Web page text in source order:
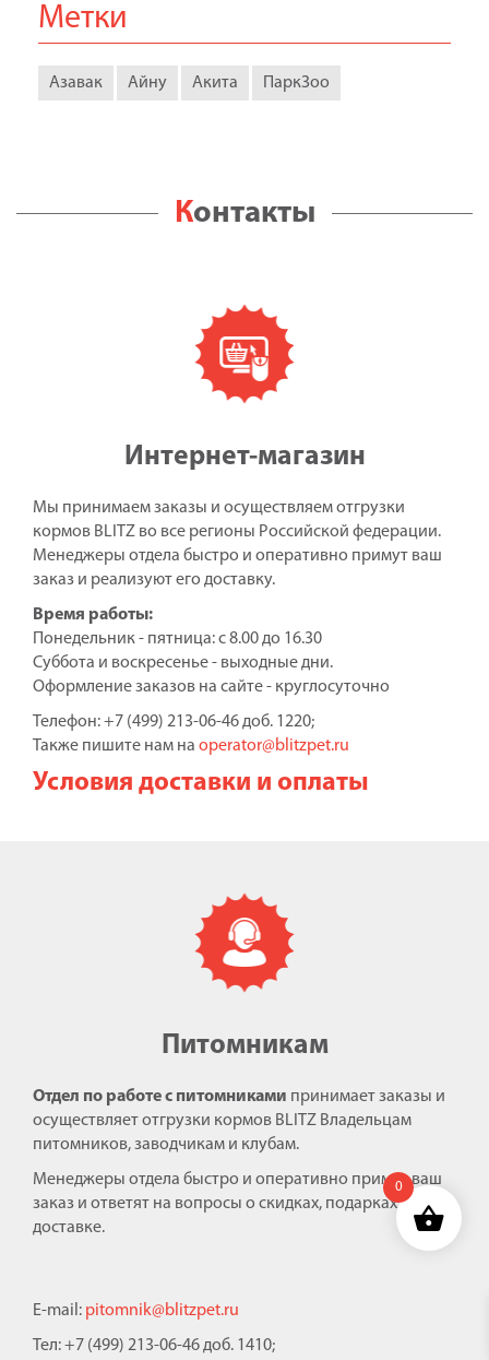
Метки
Азавак Айну Акита ПаркЗоо
Контакты
Интернет-магазин
Мы принимаем заказы и осуществляем отгрузки
кормов BLITZ во все регионы Российской федерации.
Менеджеры отдела быстро и оперативно примут ваш
заказ и реализуют его доставку.
Время работы:
Понедельник - пятница: с 8.00 до 16.30
Суббота и воскресенье - выходные дни.
Оформление заказов на сайте - круглосуточно
Телефон: +7 (499) 213-06-46 доб. 1220;
Также пишите нам на operator@blitzpet.ru
Условия доставки и оплаты
Питомникам
Отдел по работе с питомниками принимает заказы и
осуществляет отгрузки кормов BLITZ Владельцам
питомников, заводчикам и клубам.
Менеджеры отдела быстро и оперативно примут ваш
заказ и ответят на вопросы о скидках, подарках и
доставке.
E-mail: pitomnik@blitzpet.ru
Тел: +7 (499) 213-06-46 доб. 1410;
0